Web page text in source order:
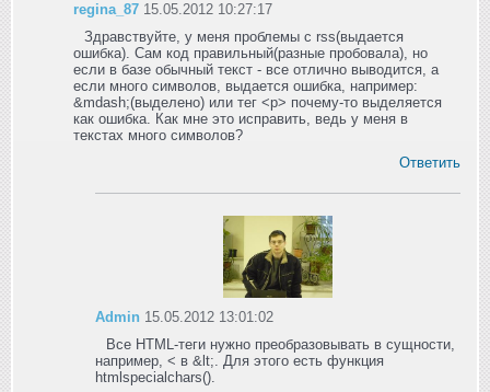
regina_87 15.05.2012 10:27:17
Здравствуйте, у меня проблемы с rss(выдается
ошибка). Сам код правильный(разные пробовала), но
если в базе обычный текст - все отлично выводится, а
если много символов, выдается ошибка, например:
&mdash;(выделено) или тег <p> почему-то выделяется
как ошибка. Как мне это исправить, ведь у меня в
текстах много символов?
Ответить
Admin 15.05.2012 13:01:02
Все HTML-теги нужно преобразовывать в сущности,
например, < в &lt;. Для этого есть функция
htmlspecialchars().